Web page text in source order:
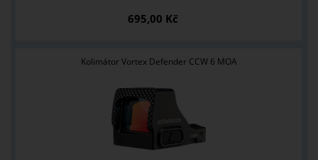
695,00 Kč
Kolimátor Vortex Defender CCW 6 MOA